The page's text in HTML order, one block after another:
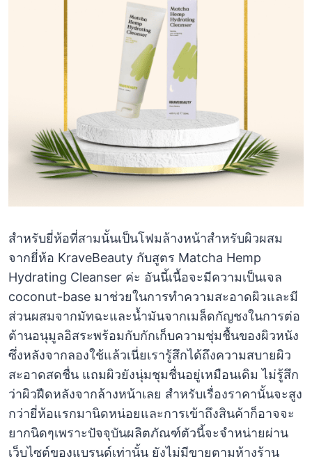
สำหรับยี่ห้อที่สามนั้นเป็นโฟมล้างหน้าสำหรับผิวผสม
จากยี่ห้อ KraveBeauty กับสูตร Matcha Hemp
Hydrating Cleanser ค่ะ อันนี้เนื้อจะมีความเป็นเจล
coconut-base มาช่วยในการทำความสะอาดผิวและมี
ส่วนผสมจากมัทฉะและน้ำมันจากเมล็ดกัญชงในการต่อ
ต้านอนุมูลอิสระพร้อมกับกักเก็บความชุ่มชื้นของผิวหนัง
ซึ่งหลังจากลองใช้แล้วเนี่ยเรารู้สึกได้ถึงความสบายผิว
สะอาดสดชื่น แถมผิวยังนุ่มชุมชื่นอยู่เหมือนเดิม ไม่รู้สึก
ว่าผิวฝืดหลังจากล้างหน้าเลย สำหรับเรื่องราคานั้นจะสูง
กว่ายี่ห้อแรกมานิดหน่อยและการเข้าถึงสินค้าก็อาจจะ
ยากนิดๆเพราะปัจจุบันผลิตภัณฑ์ตัวนี้จะจำหน่ายผ่าน
เว็บไซต์ของแบรนด์เท่านั้น ยังไม่มีขายตามห้างร้าน